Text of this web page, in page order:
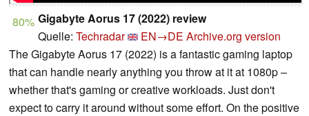
80% Gigabyte Aorus 17 (2022) review
Quelle: Techradar EN→DE Archive.org version
The Gigabyte Aorus 17 (2022) is a fantastic gaming laptop
that can handle nearly anything you throw at it at 1080p –
whether that's gaming or creative workloads. Just don't
expect to carry it around without some effort. On the positive